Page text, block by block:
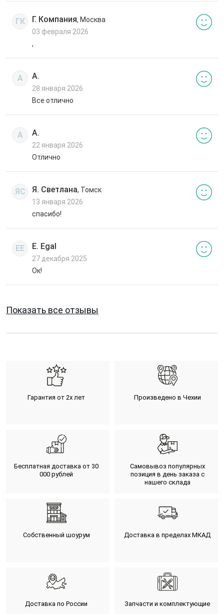
ГК Г. Компания, Москва
03 февраля 2026
,
А А.
28 января 2026
Все отлично
А А.
22 января 2026
Отлично
ЯС Я. Светлана, Томск
13 января 2026
спасибо!
EE E. Egal
27 декабря 2025
Ок!
Показать все отзывы
Гарантия от 2х лет Произведено в Чехии
Бесплатная доставка от 30
000 рублей
Самовывоз популярных
позиция в день заказа с
нашего склада
Собственный шоурум Доставка в пределах МКАД
Доставка по России Запчасти и комплектующие